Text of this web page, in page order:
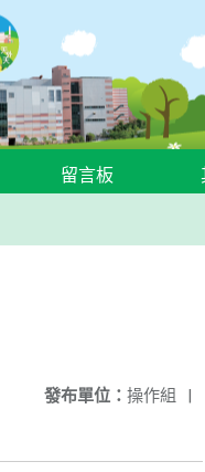
留言板
發布單位： 操作組 |